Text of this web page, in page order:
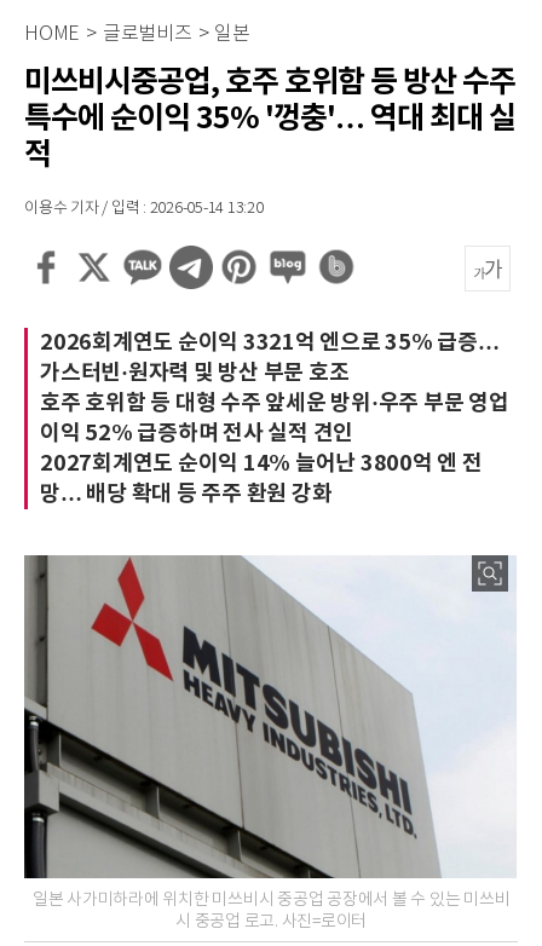
HOME > 글로벌비즈 > 일본
미쓰비시중공업, 호주 호위함 등 방산 수주
특수에 순이익 35% '껑충'… 역대 최대 실
적
이용수 기자 / 입력 : 2026-05-14 13:20
2026회계연도 순이익 3321억 엔으로 35% 급증…
가스터빈·원자력 및 방산 부문 호조
호주 호위함 등 대형 수주 앞세운 방위·우주 부문 영업
이익 52% 급증하며 전사 실적 견인
2027회계연도 순이익 14% 늘어난 3800억 엔 전
망… 배당 확대 등 주주 환원 강화
일본 사가미하라에 위치한 미쓰비시 중공업 공장에서 볼 수 있는 미쓰비
시 중공업 로고. 사진=로이터